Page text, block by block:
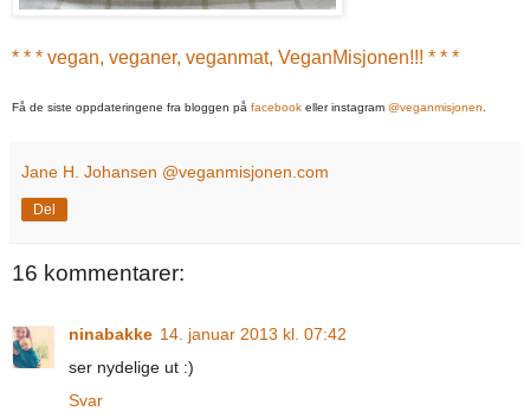
* * * vegan, veganer, veganmat, VeganMisjonen!!! * * *
Få de siste oppdateringene fra bloggen på facebook eller instagram @veganmisjonen
Jane H. Johansen @veganmisjonen.com
Del
16 kommentarer:
ninabakke 14. januar 2013 kl. 07:42
ser nydelige ut :)
Svar